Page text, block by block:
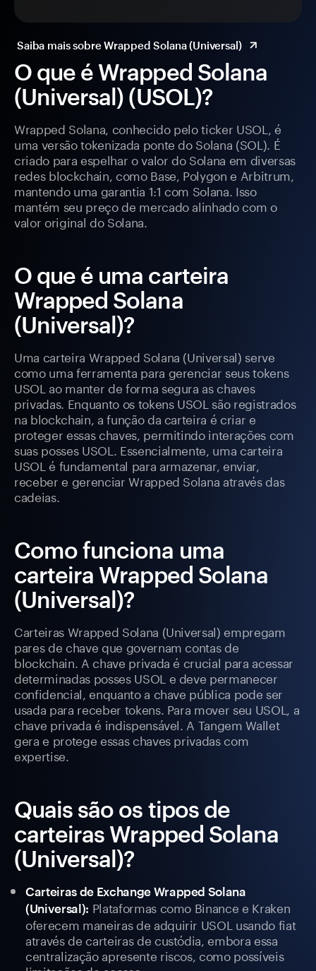
O que é Wrapped Solana
(Universal) (USOL)?
Wrapped Solana, conhecido pelo ticker USOL, é
uma versão tokenizada ponte do Solana (SOL). É
criado para espelhar o valor do Solana em diversas
redes blockchain, como Base, Polygon e Arbitrum,
mantendo uma garantia 1:1 com Solana. Isso
mantém seu preço de mercado alinhado com o
valor original do Solana.
O que é uma carteira
Wrapped Solana
(Universal)?
Uma carteira Wrapped Solana (Universal) serve
como uma ferramenta para gerenciar seus tokens
USOL ao manter de forma segura as chaves
privadas. Enquanto os tokens USOL são registrados
na blockchain, a função da carteira é criar e
proteger essas chaves, permitindo interações com
suas posses USOL. Essencialmente, uma carteira
USOL é fundamental para armazenar, enviar,
receber e gerenciar Wrapped Solana através das
cadeias.
Como funciona uma
carteira Wrapped Solana
(Universal)?
Carteiras Wrapped Solana (Universal) empregam
pares de chave que governam contas de
blockchain. A chave privada é crucial para acessar
determinadas posses USOL e deve permanecer
confidencial, enquanto a chave pública pode ser
usada para receber tokens. Para mover seu USOL, a
chave privada é indispensável. A Tangem Wallet
gera e protege essas chaves privadas com
expertise.
Quais são os tipos de
carteiras Wrapped Solana
(Universal)?
Carteiras de Exchange Wrapped Solana
(Universal): Plataformas como Binance e Kraken
oferecem maneiras de adquirir USOL usando fiat
através de carteiras de custódia, embora essa
centralização apresente riscos, como possíveis
Saiba mais sobre Wrapped Solana (Universal)